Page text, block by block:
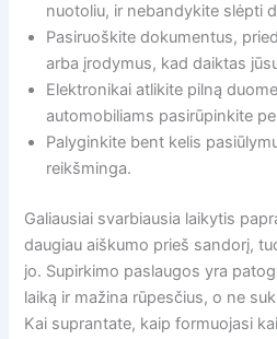
nuotoliu, ir nebandykite slėpti
Pasiruoškite dokumentus,
arba įrodymus, kad daiktas
Elektronikai atlikite pilną
automobiliams pasirūpinkite
Palyginkite bent kelis
reikšminga.
Galiausiai svarbiausia laikytis
daugiau aiškumo prieš sandorį,
jo. Supirkimo paslaugos yra
laiką ir mažina rūpesčius, o ne
Kai suprantate, kaip formuojasi